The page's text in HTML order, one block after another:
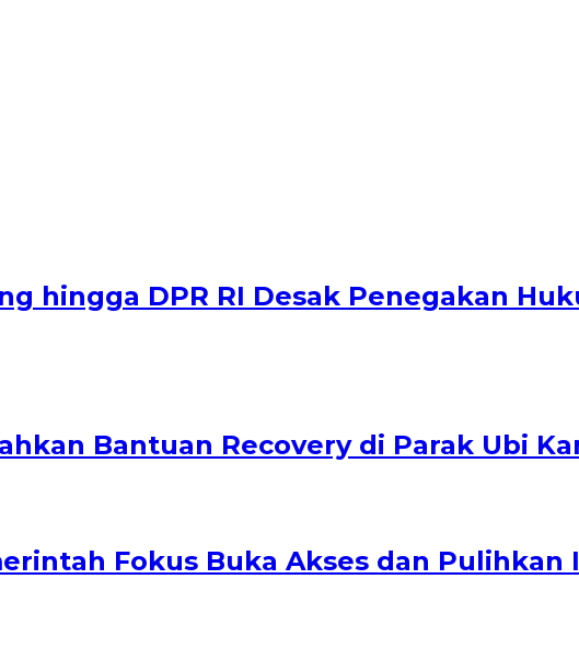
hingga DPR RI Desak Penegakan
Bantuan Recovery di Parak Ubi
Fokus Buka Akses dan